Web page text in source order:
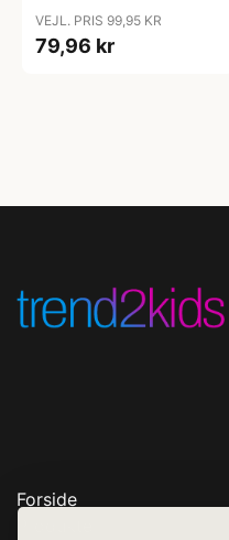
VEJL. PRIS 99,95 KR
79,96 kr
Forside